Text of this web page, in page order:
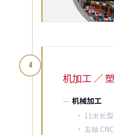
4
机加工 ／
机械加工
11米长
五轴